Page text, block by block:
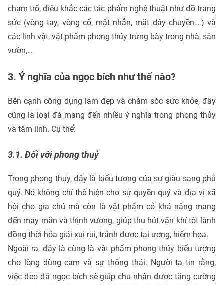
chạm trổ, điêu khắc các tác phẩm nghệ thuật như đồ trang
sức (vòng tay, vòng cổ, mặt nhẫn, mặt dây chuyền,…) và
các linh vật, vật phẩm phong thủy trưng bày trong nhà, sân
vườn,…
3. Ý nghĩa của ngọc bích như thế nào?
Bên cạnh công dụng làm đẹp và chăm sóc sức khỏe, đây
cũng là loại đá mang đến nhiều ý nghĩa trong phong thủy
và tâm linh. Cụ thể:
3.1. Đối với phong thuỷ
Trong phong thủy, đây là biểu tượng của sự giàu sang phú
quý. Nó không chỉ thể hiện cho sự quyền quý và địa vị xã
hội cho gia chủ mà còn là vật phẩm có khả năng mang
đến may mắn và thịnh vượng, giúp thu hút vận khí tốt lành
đồng thời hóa giải xui rủi, tránh được tai ương, hiểm họa.
Ngoài ra, đây là cũng là vật phẩm phong thủy biểu tượng
cho lòng dũng cảm và sự thông thái. Người ta tin rằng,
việc đeo đá ngọc bích sẽ giúp chủ nhân được tăng cường